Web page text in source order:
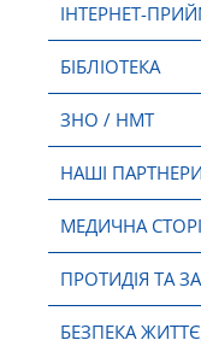
ІНТЕРНЕТ-
БІБЛІОТЕКА
ЗНО / НМТ
НАШІ ПАРТНЕРИ
МЕДИЧНА
ПРОТИДІЯ ТА
БЕЗПЕКА